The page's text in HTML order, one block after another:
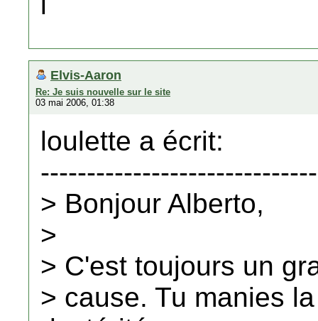
Elvis-Aaron
Re: Je suis nouvelle sur le site
03 mai 2006, 01:38
loulette a écrit:
> Bonjour Alberto,
>
> C'est toujours un
> cause. Tu manies